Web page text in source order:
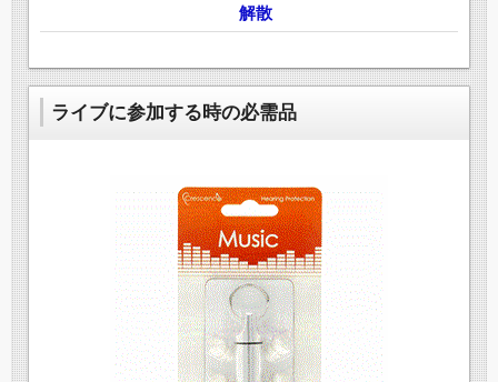
解散
ライブに参加する時の必需品